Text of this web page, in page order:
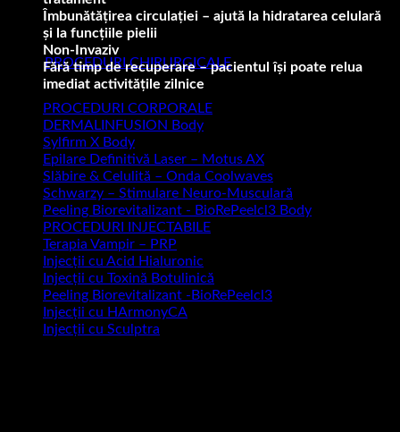
Răsfață-ți sufletul la Cbeauty Brașov.
Unde frumusețea devine poezie, iar sufletul strălucește
PROCEDURI CHIRURGICALE
PROCEDURI CORPORALE
DERMALINFUSION Body
Sylfirm X Body
Epilare Definitivă Laser – Motus AX
Slăbire & Celulită – Onda Coolwaves
Schwarzy – Stimulare Neuro-Musculară
Peeling Biorevitalizant - BioRePeelcl3 Body
PROCEDURI INJECTABILE
Terapia Vampir – PRP
Injecții cu Acid Hialuronic
Injecții cu Toxină Botulinică
Peeling Biorevitalizant -BioRePeelcl3
Injecții cu HArmonyCA
Injecții cu Sculptra
Îmbunătățirea circulației – ajută la hidratarea celulară
și la funcțiile pielii
Non-Invaziv
Fără timp de recuperare – pacientul își poate relua
imediat activitățile zilnice